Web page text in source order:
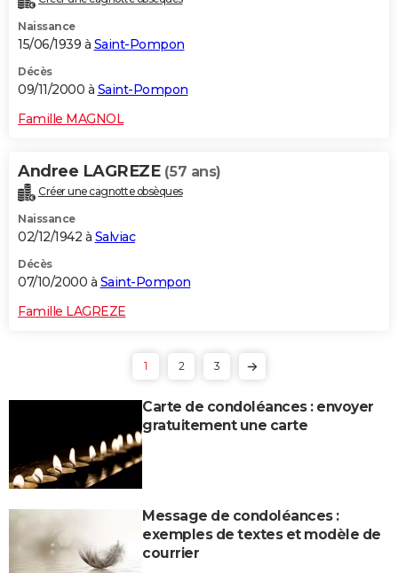
Naissance
15/06/1939 à Saint-Pompon
Décès
09/11/2000 à Saint-Pompon
Famille MAGNOL
Andree LAGREZE (57 ans)
Créer une cagnotte obsèques
Naissance
02/12/1942 à Salviac
Décès
07/10/2000 à Saint-Pompon
Famille LAGREZE
1 2 3
Carte de condoléances : envoyer
gratuitement une carte
Message de condoléances :
exemples de textes et modèle de
courrier